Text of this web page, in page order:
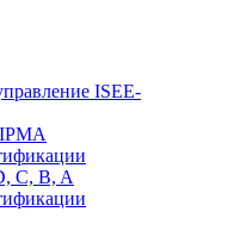
ISEE-
C, B, A